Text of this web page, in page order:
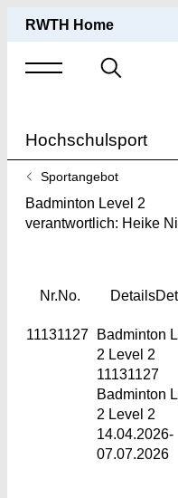
RWTH Home
Suche
Hochschulsport
Sie
sind
hier:
Sportangebot
Badminton Level 2
verantwortlich: Heike
Nr.No. Details
11131127
Badminton
2 Level 2
11131127
Badminton
2 Level 2
14.04.2026-
07.07.2026